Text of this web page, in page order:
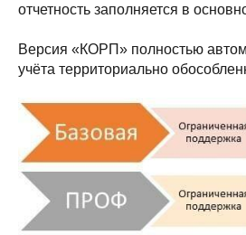
отчетность заполняется в
Версия «КОРП» полностью
учёта территориально